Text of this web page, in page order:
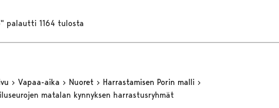
palautti 1164 tulosta
Vapaa-aika Nuoret
Harrastamisen Porin malli
matalan kynnyksen harrastusryhmät